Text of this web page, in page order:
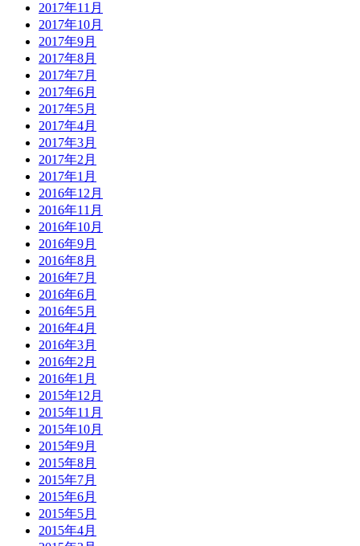
2017年11月
2017年10月
2017年9月
2017年8月
2017年7月
2017年6月
2017年5月
2017年4月
2017年3月
2017年2月
2017年1月
2016年12月
2016年11月
2016年10月
2016年9月
2016年8月
2016年7月
2016年6月
2016年5月
2016年4月
2016年3月
2016年2月
2016年1月
2015年12月
2015年11月
2015年10月
2015年9月
2015年8月
2015年7月
2015年6月
2015年5月
2015年4月